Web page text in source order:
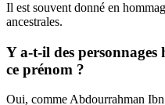
Il est souvent donné en
ancestrales.
Y a-t-il des
ce prénom ?
Oui, comme Abdourrahman